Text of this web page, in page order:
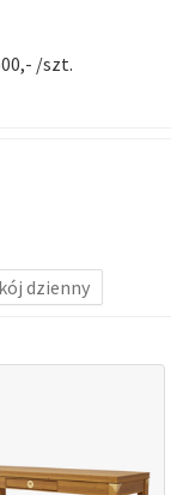
/szt.
dzienny